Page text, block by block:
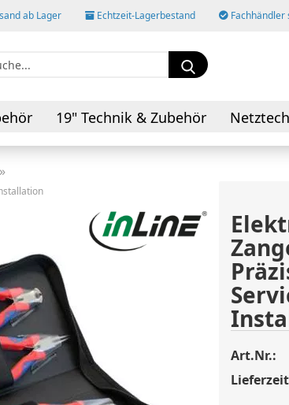
ab Lager Echtzeit-Lagerbestand Fachhändler
Konto
Suche...
19" Technik & Zubehör
Adapter
»
Art.Nr.: